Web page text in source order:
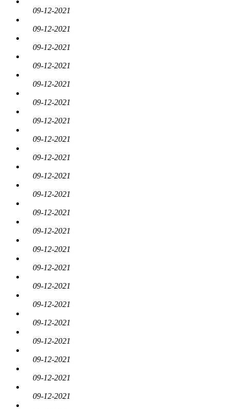
09-12-2021
09-12-2021
09-12-2021
09-12-2021
09-12-2021
09-12-2021
09-12-2021
09-12-2021
09-12-2021
09-12-2021
09-12-2021
09-12-2021
09-12-2021
09-12-2021
09-12-2021
09-12-2021
09-12-2021
09-12-2021
09-12-2021
09-12-2021
09-12-2021
09-12-2021